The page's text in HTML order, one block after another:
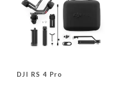
DJI RS 4 Pro